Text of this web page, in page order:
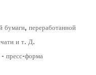
бумаги, переработанной
и т. Д.
пресс-форма